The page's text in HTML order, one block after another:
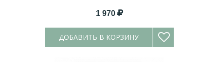
1 970
ДОБАВИТЬ В КОРЗИНУ